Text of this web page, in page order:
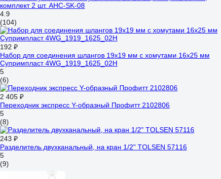
комплект 2 шт. AHC-SK-08
4.9
(104)
192 ₽
Набор для соединения шлангов 19x19 мм с хомутами 16х25 мм
Супримпласт 4WG_1919_1625_02H
5
(6)
2 405 ₽
Переходник экспресс Y-образный Профитт 2102806
5
(8)
243 ₽
Разделитель двухканальный, на кран 1/2" TOLSEN 57116
5
(9)